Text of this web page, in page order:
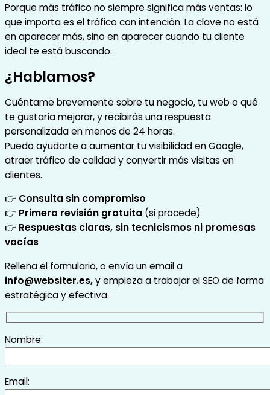
Porque más tráfico no siempre significa más ventas: lo
que importa es el tráfico con intención. La clave no está
en aparecer más, sino en aparecer cuando tu cliente
ideal te está buscando.
¿Hablamos?
Cuéntame brevemente sobre tu negocio, tu web o qué
te gustaría mejorar, y recibirás una respuesta
personalizada en menos de 24 horas.
Puedo ayudarte a aumentar tu visibilidad en Google,
atraer tráfico de calidad y convertir más visitas en
clientes.
👉 Consulta sin compromiso
👉 Primera revisión gratuita (si procede)
👉 Respuestas claras, sin tecnicismos ni promesas
vacías
Rellena el formulario, o envía un email a
info@websiter.es,y empieza a trabajar el SEO de forma
estratégica y efectiva.
Nombre:
Email: